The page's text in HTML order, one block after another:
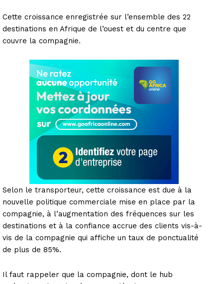
Cette croissance enregistrée sur l’ensemble des 22
destinations en Afrique de l’ouest et du centre que
couvre la compagnie.
Selon le transporteur, cette croissance est due à la
nouvelle politique commerciale mise en place par la
compagnie, à l’augmentation des fréquences sur les
destinations et à la confiance accrue des clients vis-à-
vis de la compagnie qui affiche un taux de ponctualité
de plus de 85%.
Il faut rappeler que la compagnie, dont le hub